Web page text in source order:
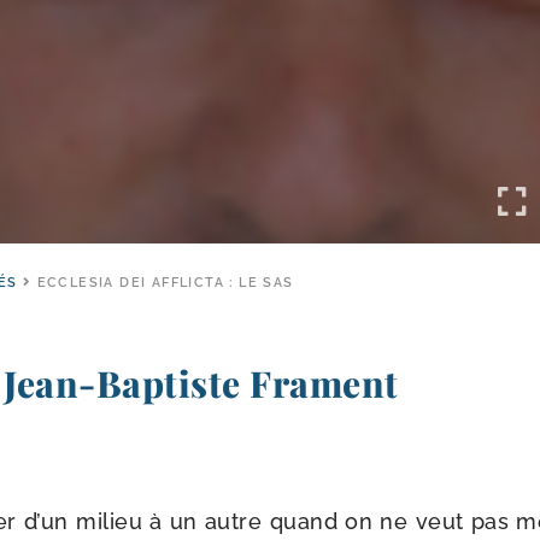
ECCLESIA DEI AFFLICTA : LE SAS
​Baptiste Frament
d’un milieu à un autre quand on ne veut pas